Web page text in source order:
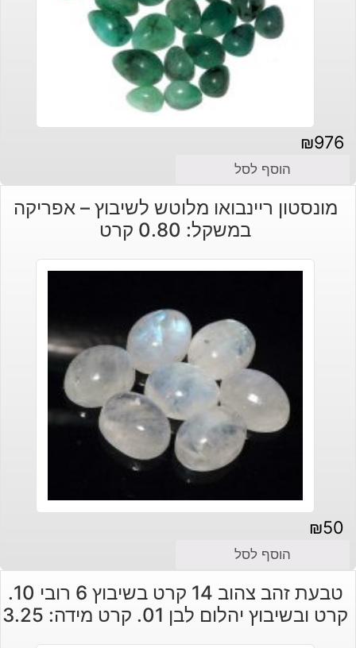
₪976
הוסף לסל
מונסטון ריינבואו מלוטש לשיבוץ – אפריקה
במשקל: 0.80 קרט
₪50
הוסף לסל
טבעת זהב צהוב 14 קרט בשיבוץ 6 רובי 10.
קרט ובשיבוץ יהלום לבן 01. קרט מידה: 3.25